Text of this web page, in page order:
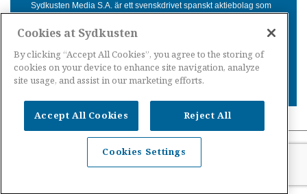
Sydkusten Media S.A. är ett svenskdrivet spanskt aktiebolag som
Spanien. Genom nyhetsbevakning av hela Spanien, med bas på
informationsförmedling för svenskar i Spanien.
Nyheter Spanien· Nyheter Costa del Sol
Costa Tropical·Nyheter Costa Blanca
Cookies at Sydkusten
By clicking “Accept All Cookies”, you agree to the storing of
cookies on your device to enhance site navigation, analyze
site usage, and assist in our marketing efforts.
Accept All Cookies Reject All
Cookies Settings